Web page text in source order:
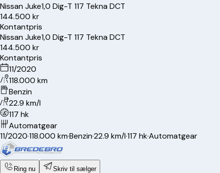
NissanJuke1,0 Dig-T 117 Tekna DCT
144.500 kr
Kontantpris
NissanJuke1,0 Dig-T 117 Tekna DCT
144.500 kr
Kontantpris
11/2020
118.000 km
Benzin
22.9 km/l
117 hk
Automatgear
11/2020·118.000 km·Benzin·22.9 km/l·117 hk·Automatgear
Ring nu Skriv til sælger